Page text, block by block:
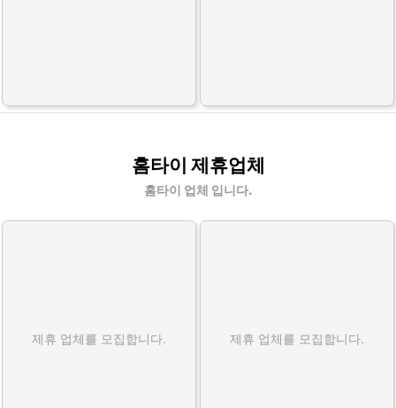
홈타이 제휴업체
홈타이 업체 입니다.
제휴 업체를 모집합니다. 제휴 업체를 모집합니다.